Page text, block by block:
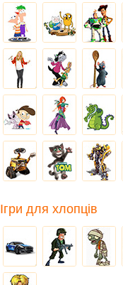
Ігри для хлопців